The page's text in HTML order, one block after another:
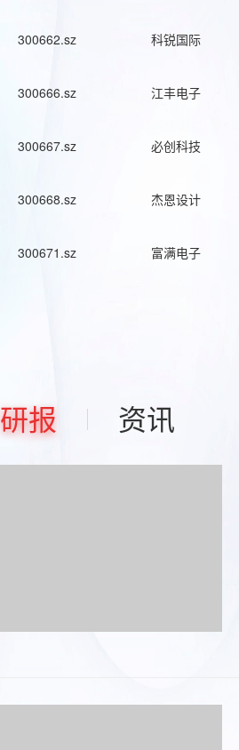
300662.sz 科锐国际
300666.sz 江丰电子
300667.sz 必创科技
300668.sz 杰恩设计
300671.sz 富满电子
研报 资讯